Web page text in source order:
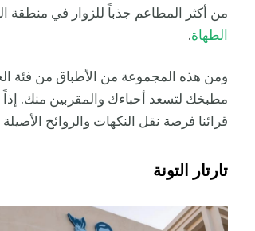
من أكثر المطاعم جذباً للزوار في منطقة
الطهاة.
ومن هذه المجموعة من الأطباق من فئة
مطبخك لتسعد أحباءك والمقربين منك.
قرائنا فرصة نقل النكهات والروائح
تارتار التونة